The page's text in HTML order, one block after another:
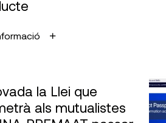
la Llei que
als mutualistes